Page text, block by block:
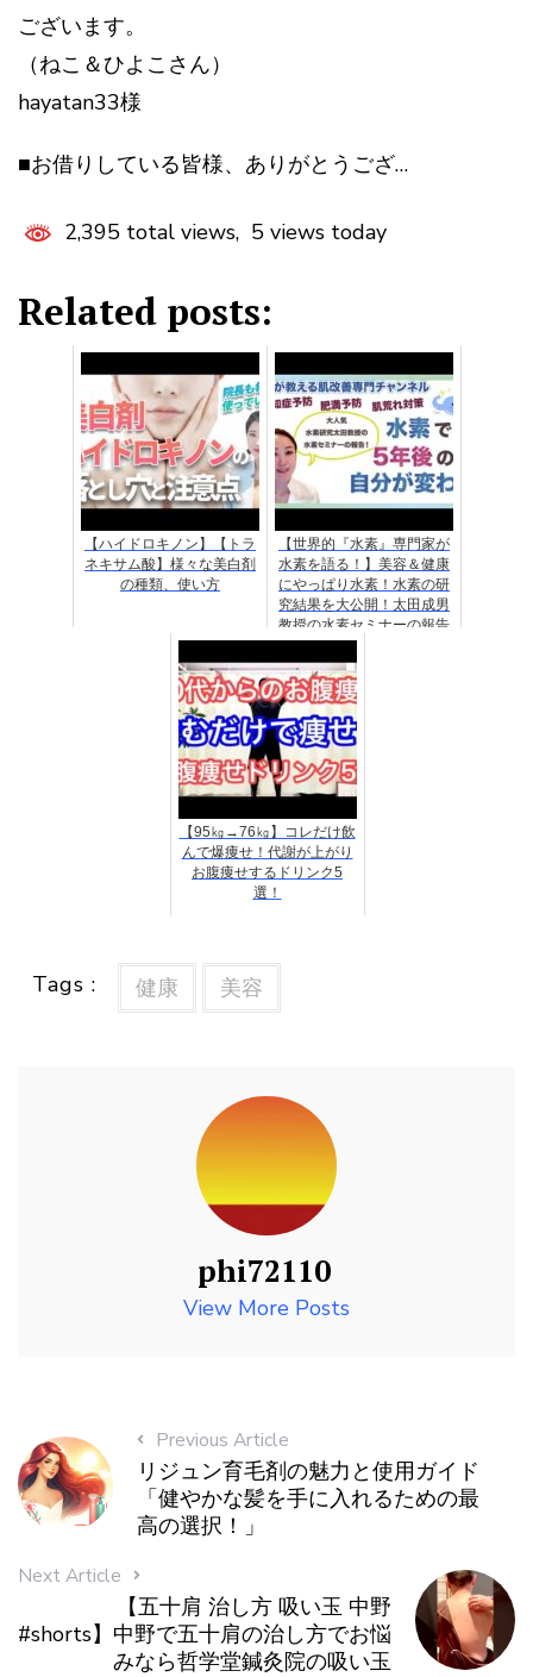
ございます。
（ねこ＆ひよこさん）
hayatan33様
■お借りしている皆様、ありがとうござ…
2,395 total views, 5 views today
Related posts:
【ハイドロキノン】【トラ
ネキサム酸】様々な美白剤
の種類、使い方
【世界的『水素』専門家が
水素を語る！】美容＆健康
にやっぱり水素！水素の研
究結果を大公開！太田成男
教授の水素セミナーの報告
【95㎏→76㎏】コレだけ飲
んで爆痩せ！代謝が上がり
お腹痩せするドリンク5
選！
Tags : 健康 美容
phi72110
View More Posts
Previous Article
リジュン育毛剤の魅力と使用ガイド
「健やかな髪を手に入れるための最
高の選択！」
Next Article
【五十肩 治し方 吸い玉 中野
#shorts】中野で五十肩の治し方でお悩
みなら哲学堂鍼灸院の吸い玉